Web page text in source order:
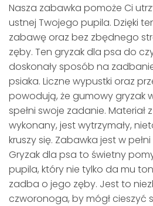
Nasza zabawka pomoże Ci
ustnej Twojego pupila. Dzięki
zabawę oraz bez zbędnego
zęby. Ten gryzak dla psa do
doskonały sposób na
psiaka. Liczne wypustki oraz
powodują, że gumowy gryzak
spełni swoje zadanie. Materiał
wykonany, jest wytrzymały,
kruszy się. Zabawka jest w
Gryzak dla psa to świetny
pupila, który nie tylko da mu
zadba o jego zęby. Jest to
czworonoga, by mógł cieszyć